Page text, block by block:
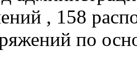
, 158
по